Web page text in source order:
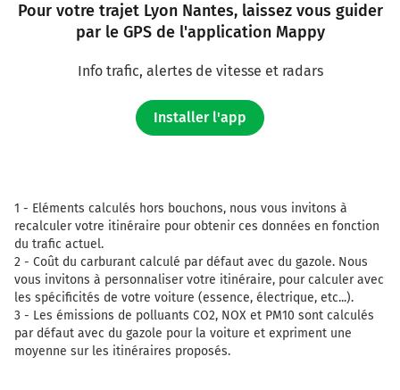
Pour votre trajet Lyon Nantes, laissez vous guider
par le GPS de l'application Mappy
Info trafic, alertes de vitesse et radars
Installer l'app
1 - Eléments calculés hors bouchons, nous vous invitons à
recalculer votre itinéraire pour obtenir ces données en fonction
du trafic actuel.
2 - Coût du carburant calculé par défaut avec du gazole. Nous
vous invitons à personnaliser votre itinéraire, pour calculer avec
les spécificités de votre voiture (essence, électrique, etc...).
3 - Les émissions de polluants CO2, NOX et PM10 sont calculés
par défaut avec du gazole pour la voiture et expriment une
moyenne sur les itinéraires proposés.